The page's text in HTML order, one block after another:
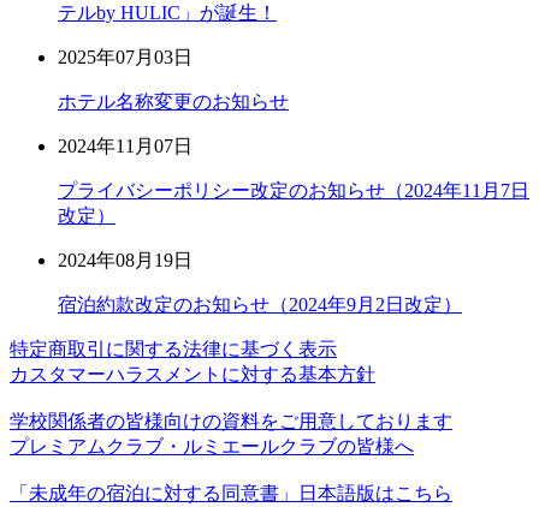
テルby HULIC」が誕生！
2025年07月03日
ホテル名称変更のお知らせ
2024年11月07日
プライバシーポリシー改定のお知らせ（2024年11月7日
改定）
2024年08月19日
宿泊約款改定のお知らせ（2024年9月2日改定）
特定商取引に関する法律に基づく表示
カスタマーハラスメントに対する基本方針
学校関係者の皆様向けの資料をご用意しております
プレミアムクラブ・ルミエールクラブの皆様へ
「未成年の宿泊に対する同意書」日本語版はこちら